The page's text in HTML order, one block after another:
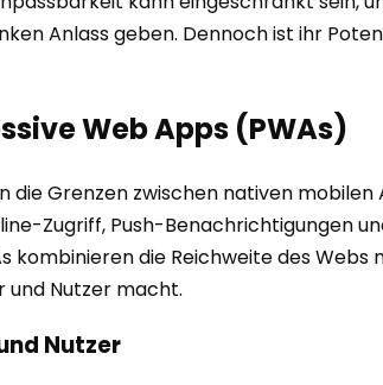
Anlass geben. Dennoch ist ihr
Web Apps (PWAs)
Grenzen zwischen nativen
Zugriff, Push-Benachrichtigungen
kombinieren die Reichweite des
und Nutzer macht.
Nutzer